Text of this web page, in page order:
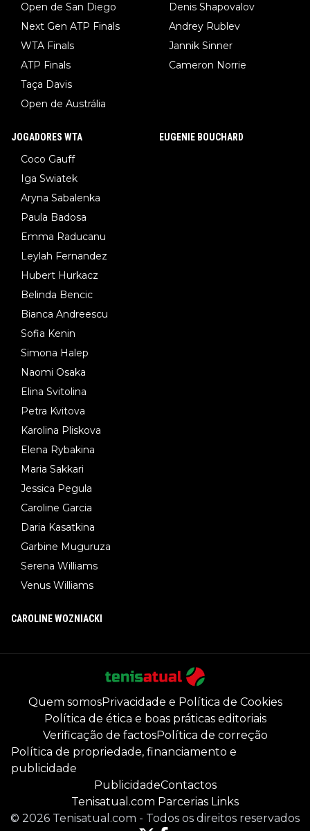
Open de San Diego
Next Gen ATP Finals
WTA Finals
ATP Finals
Taça Davis
Open de Austrália
Denis Shapovalov
Andrey Rublev
Jannik Sinner
Cameron Norrie
JOGADORES WTA
Coco Gauff
Iga Swiatek
Aryna Sabalenka
Paula Badosa
Emma Raducanu
Leylah Fernandez
Hubert Hurkacz
Belinda Bencic
Bianca Andreescu
Sofia Kenin
Simona Halep
Naomi Osaka
Elina Svitolina
Petra Kvitova
Karolina Pliskova
Elena Rybakina
Maria Sakkari
Jessica Pegula
Caroline Garcia
Daria Kasatkina
Garbine Muguruza
Serena Williams
Venus Williams
EUGENIE BOUCHARD
CAROLINE WOZNIACKI
Quem somosPrivacidade e Política de Cookies
Política de ética e boas práticas editoriais
Verificação de factosPolítica de correção
Política de propriedade, financiamento e
publicidade
PublicidadeContactos
Tenisatual.com Parcerias Links
© 2026 Tenisatual.com - Todos os direitos reservados